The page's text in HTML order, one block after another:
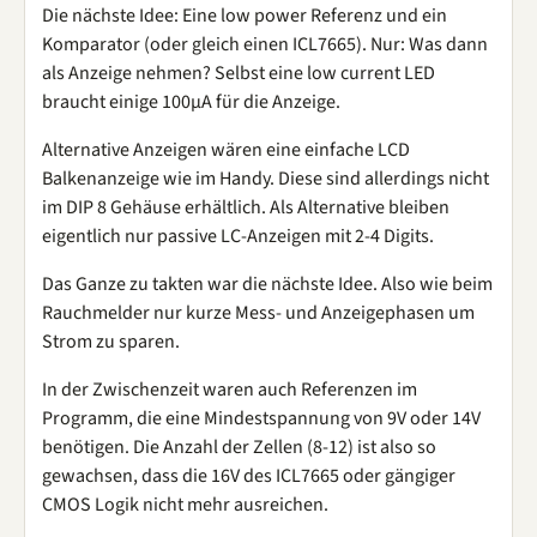
Die nächste Idee: Eine low power Referenz und ein
Komparator (oder gleich einen ICL7665). Nur: Was dann
als Anzeige nehmen? Selbst eine low current LED
braucht einige 100µA für die Anzeige.
Alternative Anzeigen wären eine einfache LCD
Balkenanzeige wie im Handy. Diese sind allerdings nicht
im DIP 8 Gehäuse erhältlich. Als Alternative bleiben
eigentlich nur passive LC-Anzeigen mit 2-4 Digits.
Das Ganze zu takten war die nächste Idee. Also wie beim
Rauchmelder nur kurze Mess- und Anzeigephasen um
Strom zu sparen.
In der Zwischenzeit waren auch Referenzen im
Programm, die eine Mindestspannung von 9V oder 14V
benötigen. Die Anzahl der Zellen (8-12) ist also so
gewachsen, dass die 16V des ICL7665 oder gängiger
CMOS Logik nicht mehr ausreichen.